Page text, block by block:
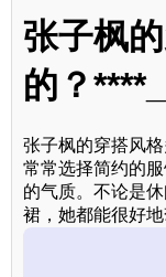
张子枫
的？
张子枫的穿搭风
常常选择简约的
的气质。不论是
裙，她都能很好